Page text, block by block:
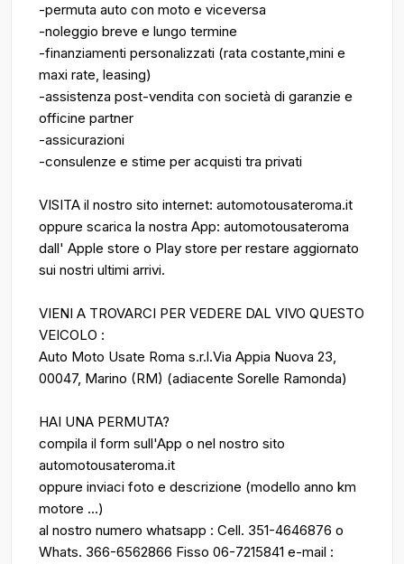
-permuta auto con moto e viceversa
-noleggio breve e lungo termine
-finanziamenti personalizzati (rata costante,mini e
maxi rate, leasing)
-assistenza post-vendita con società di garanzie e
officine partner
-assicurazioni
-consulenze e stime per acquisti tra privati
VISITA il nostro sito internet: automotousateroma.it
oppure scarica la nostra App: automotousateroma
dall' Apple store o Play store per restare aggiornato
sui nostri ultimi arrivi.
VIENI A TROVARCI PER VEDERE DAL VIVO QUESTO
VEICOLO :
Auto Moto Usate Roma s.r.l.Via Appia Nuova 23,
00047, Marino (RM) (adiacente Sorelle Ramonda)
HAI UNA PERMUTA?
compila il form sull'App o nel nostro sito
automotousateroma.it
oppure inviaci foto e descrizione (modello anno km
motore ...)
al nostro numero whatsapp : Cell. 351-4646876 o
Whats. 366-6562866 Fisso 06-7215841 e-mail :